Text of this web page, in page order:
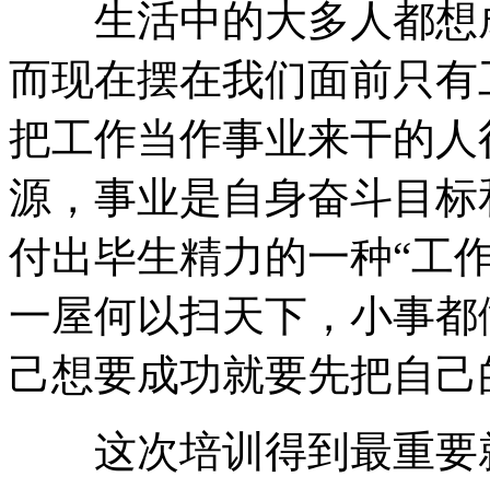
生活中的大多人都想
而现在摆在我们面前只
把工作当作事业来干的
源，事业是自身奋斗目
付出毕生精力的一种“工
一屋何以扫天下，小事
己想要成功就要先把自
这次培训得到最重要